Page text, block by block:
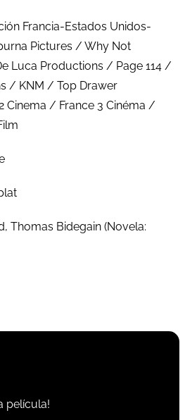
Francia-Estados Unidos-
Pictures / Why Not
Luca Productions / Page 114 /
/ KNM / Top Drawer
Cinema / France 3 Cinéma /
Thomas Bidegain (Novela:
película!